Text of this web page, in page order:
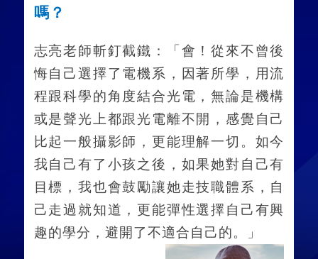
嗎？
志亮老師斬釘截鐵：「會！從來不曾後
悔自己選擇了電機系，因著所學，用流
程跟科學的角度結合光電，無論是機構
或是聲光上都跟光電離不開，感覺自己
比起一般攝影師，更能理解一切。如今
我自己有了小孩之後，如果她對自己有
目標，我也會鼓勵讓她走技職體系，自
己走過就知道，更能彈性選擇自己有興
趣的學分，避開了不適合自己的。」